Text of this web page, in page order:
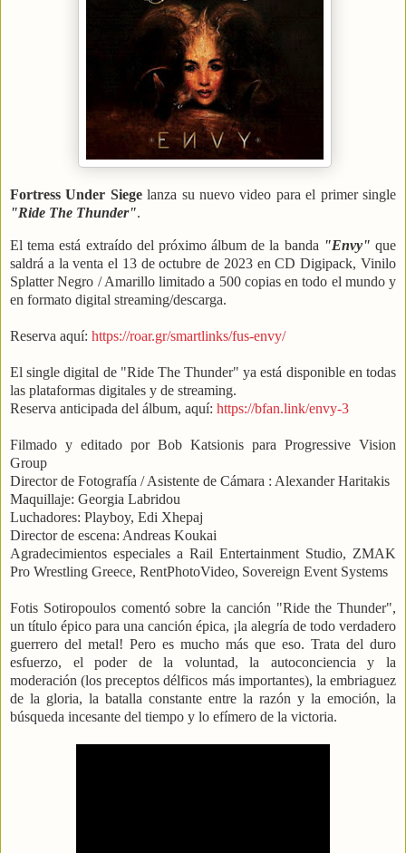
Fortress Under Siegelanza su nuevo video para el primer single
"Ride The Thunder".
El tema está extraído del próximo álbum de la banda "Envy"que
saldrá a la venta el 13 de octubre de 2023 en CD Digipack, Vinilo
Splatter Negro / Amarillo limitado a 500 copias en todo el mundo y
en formato digital streaming/descarga.
Reserva aquí: https://roar.gr/smartlinks/fus-envy/
El single digital de "Ride The Thunder" ya está disponible en todas
las plataformas digitales y de streaming.
Reserva anticipada del álbum, aquí: https://bfan.link/envy-3
Filmado y editado por Bob Katsionis para Progressive Vision
Group
Director de Fotografía / Asistente de Cámara : Alexander Haritakis
Maquillaje: Georgia Labridou
Luchadores: Playboy, Edi Xhepaj
Director de escena: Andreas Koukai
Agradecimientos especiales a Rail Entertainment Studio, ZMAK
Pro Wrestling Greece, RentPhotoVideo, Sovereign Event Systems
Fotis Sotiropoulos comentó sobre la canción "Ride the Thunder",
un título épico para una canción épica, ¡la alegría de todo verdadero
guerrero del metal! Pero es mucho más que eso. Trata del duro
esfuerzo, el poder de la voluntad, la autoconciencia y la
moderación (los preceptos délficos más importantes), la embriaguez
de la gloria, la batalla constante entre la razón y la emoción, la
búsqueda incesante del tiempo y lo efímero de la victoria.